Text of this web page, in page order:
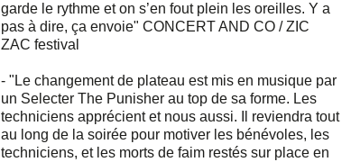
garde le rythme et on s’en fout plein les oreilles. Y a
pas à dire, ça envoie" CONCERT AND CO / ZIC
ZAC festival
- "Le changement de plateau est mis en musique par
un Selecter The Punisher au top de sa forme. Les
techniciens apprécient et nous aussi. Il reviendra tout
au long de la soirée pour motiver les bénévoles, les
techniciens, et les morts de faim restés sur place en